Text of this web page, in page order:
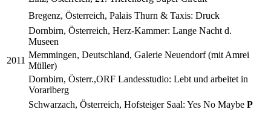
Bregenz, Österreich, Palais Thurn & Taxis: Druck
Dornbirn, Österreich, Herz-Kammer: Lange Nacht d.
Museen
2011
Memmingen, Deutschland, Galerie Neuendorf (mit Amrei
Müller)
Dornbirn, Österr.,ORF Landesstudio: Lebt und arbeitet in
Vorarlberg
Schwarzach, Österreich, Hofsteiger Saal: Yes No Maybe P